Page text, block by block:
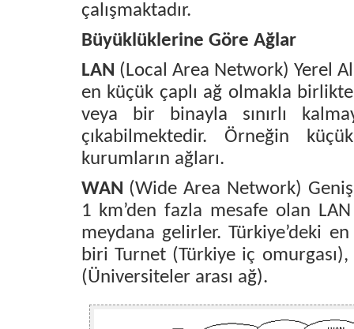
çalışmaktadır.
Büyüklüklerine Göre Ağlar
LAN (Local Area Network) Yerel
en küçük çaplı ağ olmakla
veya bir binayla sınırlı
çıkabilmektedir. Örneğin
kurumların ağları.
WAN (Wide Area Network)
1 km’den fazla mesafe olan
meydana gelirler. Türkiye’deki
biri Turnet (Türkiye iç
(Üniversiteler arası ağ).